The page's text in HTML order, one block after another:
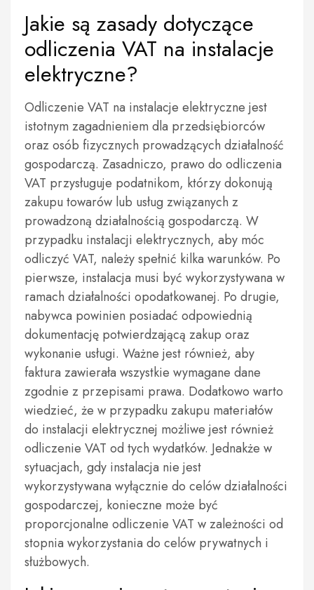
Jakie są zasady dotyczące
odliczenia VAT na instalacje
elektryczne?
Odliczenie VAT na instalacje elektryczne jest
istotnym zagadnieniem dla przedsiębiorców
oraz osób fizycznych prowadzących działalność
gospodarczą. Zasadniczo, prawo do odliczenia
VAT przysługuje podatnikom, którzy dokonują
zakupu towarów lub usług związanych z
prowadzoną działalnością gospodarczą. W
przypadku instalacji elektrycznych, aby móc
odliczyć VAT, należy spełnić kilka warunków. Po
pierwsze, instalacja musi być wykorzystywana w
ramach działalności opodatkowanej. Po drugie,
nabywca powinien posiadać odpowiednią
dokumentację potwierdzającą zakup oraz
wykonanie usługi. Ważne jest również, aby
faktura zawierała wszystkie wymagane dane
zgodnie z przepisami prawa. Dodatkowo warto
wiedzieć, że w przypadku zakupu materiałów
do instalacji elektrycznej możliwe jest również
odliczenie VAT od tych wydatków. Jednakże w
sytuacjach, gdy instalacja nie jest
wykorzystywana wyłącznie do celów działalności
gospodarczej, konieczne może być
proporcjonalne odliczenie VAT w zależności od
stopnia wykorzystania do celów prywatnych i
służbowych.